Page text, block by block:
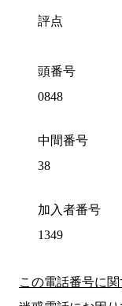
評点
頭番号
0848
中間番号
38
加入者番号
1349
この電話番号に